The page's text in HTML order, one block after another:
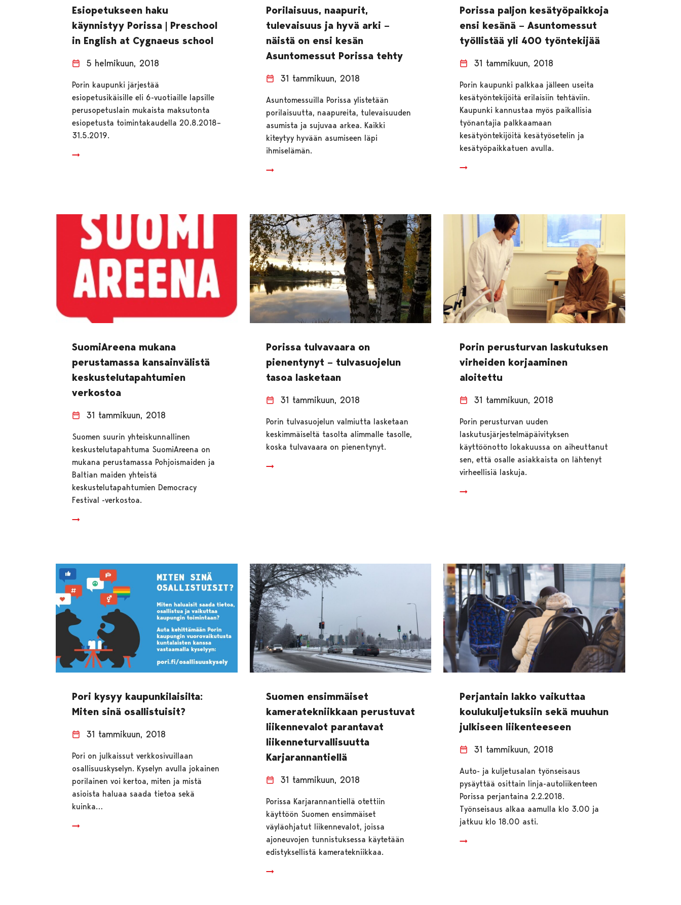
Esiopetukseen haku
käynnistyy Porissa | Preschool
in English at Cygnaeus school
5 helmikuun, 2018
Porin kaupunki järjestää
esiopetusikäisille eli 6-vuotiaille lapsille
perusopetuslain mukaista maksutonta
esiopetusta toimintakaudella 20.8.2018–
31.5.2019.
Porilaisuus, naapurit,
tulevaisuus ja hyvä arki –
näistä on ensi kesän
Asuntomessut Porissa tehty
31 tammikuun, 2018
Asuntomessuilla Porissa ylistetään
porilaisuutta, naapureita, tulevaisuuden
asumista ja sujuvaa arkea. Kaikki
kiteytyy hyvään asumiseen läpi
ihmiselämän.
Porissa paljon kesätyöpaikkoja
ensi kesänä – Asuntomessut
työllistää yli 400 työntekijää
31 tammikuun, 2018
Porin kaupunki palkkaa jälleen useita
kesätyöntekijöitä erilaisiin tehtäviin.
Kaupunki kannustaa myös paikallisia
työnantajia palkkaamaan
kesätyöntekijöitä kesätyösetelin ja
kesätyöpaikkatuen avulla.
SuomiAreena mukana
perustamassa kansainvälistä
keskustelutapahtumien
verkostoa
31 tammikuun, 2018
Suomen suurin yhteiskunnallinen
keskustelutapahtuma SuomiAreena on
mukana perustamassa Pohjoismaiden ja
Baltian maiden yhteistä
keskustelutapahtumien Democracy
Festival -verkostoa.
Porissa tulvavaara on
pienentynyt – tulvasuojelun
tasoa lasketaan
31 tammikuun, 2018
Porin tulvasuojelun valmiutta lasketaan
keskimmäiseltä tasolta alimmalle tasolle,
koska tulvavaara on pienentynyt.
Porin perusturvan laskutuksen
virheiden korjaaminen
aloitettu
31 tammikuun, 2018
Porin perusturvan uuden
laskutusjärjestelmäpäivityksen
käyttöönotto lokakuussa on aiheuttanut
sen, että osalle asiakkaista on lähtenyt
virheellisiä laskuja.
Pori kysyy kaupunkilaisilta:
Miten sinä osallistuisit?
31 tammikuun, 2018
Pori on julkaissut verkkosivuillaan
osallisuuskyselyn. Kyselyn avulla jokainen
porilainen voi kertoa, miten ja mistä
asioista haluaa saada tietoa sekä
kuinka…
Suomen ensimmäiset
kameratekniikkaan perustuvat
liikennevalot parantavat
liikenneturvallisuutta
Karjarannantiellä
31 tammikuun, 2018
Porissa Karjarannantiellä otettiin
käyttöön Suomen ensimmäiset
väyläohjatut liikennevalot, joissa
ajoneuvojen tunnistuksessa käytetään
edistyksellistä kameratekniikkaa.
Perjantain lakko vaikuttaa
koulukuljetuksiin sekä muuhun
julkiseen liikenteeseen
31 tammikuun, 2018
Auto- ja kuljetusalan työnseisaus
pysäyttää osittain linja-autoliikenteen
Porissa perjantaina 2.2.2018.
Työnseisaus alkaa aamulla klo 3.00 ja
jatkuu klo 18.00 asti.